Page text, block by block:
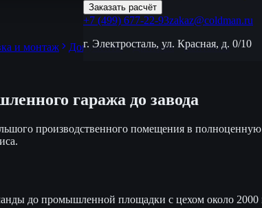
Заказать расчёт
+7 (499) 677-22-93zakaz@coldman.ru
г. Электросталь, ул. Красная, д. 0/10
и монтаж Документы Дилерам
Контакты
гаража до завода
производственного помещения в
до промышленной площадки с цехом около 2000